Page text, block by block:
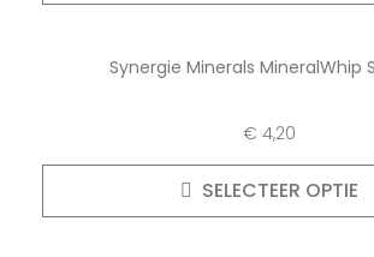
Synergie Minerals MineralWhip
€ 4,20
SELECTEER OPTIE